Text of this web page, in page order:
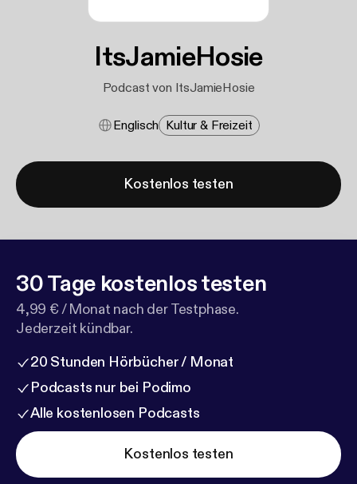
ItsJamieHosie
Podcast von ItsJamieHosie
Englisch Kultur & Freizeit
Kostenlos testen
30 Tage kostenlos testen
4,99 € / Monat nach der Testphase.
Jederzeit kündbar.
20 Stunden Hörbücher / Monat
Podcasts nur bei Podimo
Alle kostenlosen Podcasts
Kostenlos testen